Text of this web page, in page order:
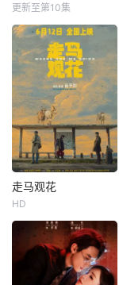
更新至第10集
走马观花
HD